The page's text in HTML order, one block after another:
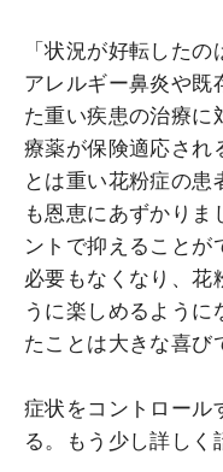
「状況が好転した
アレルギー鼻炎や既
た重い疾患の治療に
療薬が保険適応され
とは重い花粉症の
も恩恵にあずかりま
ントで抑えることが
必要もなくなり、花
うに楽しめるように
たことは大きな喜び
症状をコントロール
る。もう少し詳しく